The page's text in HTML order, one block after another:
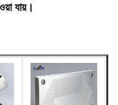
মিমি (একরূপতা)
খোদাই করা, প্যাসিভেটেড, অথবা
সারফেস ট্রিটমেন্ট
যায়।